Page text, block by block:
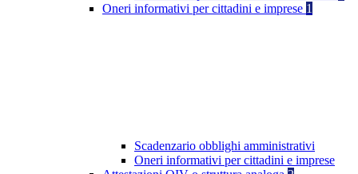
Oneri informativi per cittadini e imprese 1
Scadenzario obblighi amministrativi
Oneri informativi per cittadini e imprese